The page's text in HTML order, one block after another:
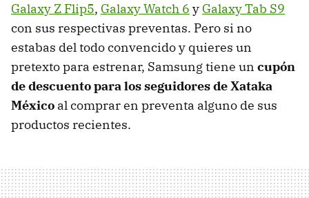
Galaxy Z Flip5, Galaxy Watch 6 y Galaxy Tab S9
con sus respectivas preventas. Pero si no
estabas del todo convencido y quieres un
pretexto para estrenar, Samsung tiene un cupón
de descuento para los seguidores de Xataka
México al comprar en preventa alguno de sus
productos recientes.